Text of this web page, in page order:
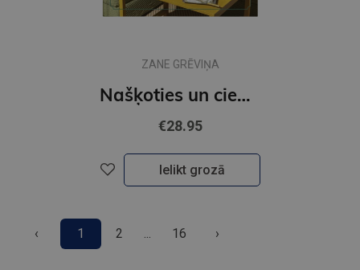
ZANE GRĒVIŅA
Našķoties un ciemoties
€28.95
Ielikt grozā
‹ 1 2 16 ›